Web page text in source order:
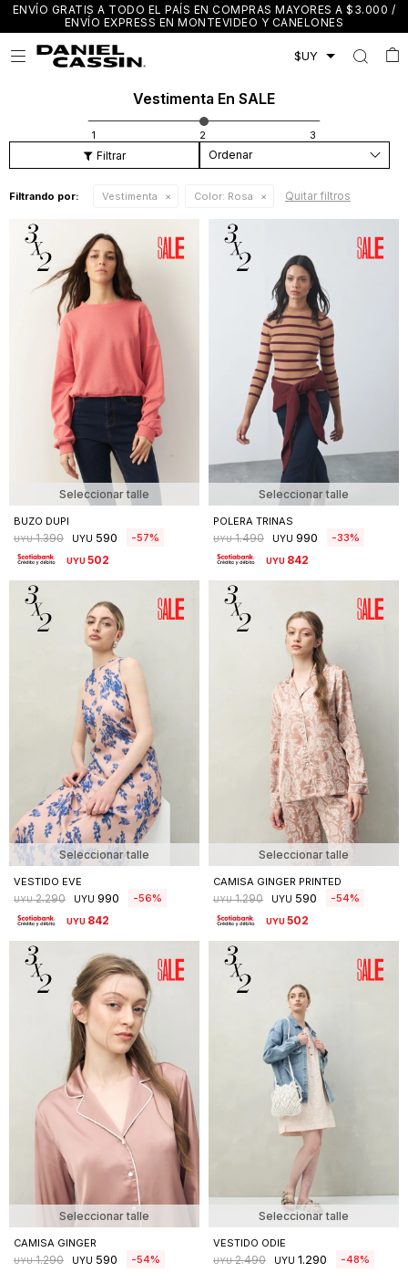
ENVÍO GRATIS A TODO EL PAÍS EN COMPRAS MAYORES A $3.000 /
ENVÍO EXPRESS EN MONTEVIDEO Y CANELONES

Vestimenta En SALE
Recomendados
Filtrando por: Vestimenta Color: Rosa Quitar filtros
Seleccionar talle
BUZO DUPI
UYU 1.390 UYU 590 57
UYU502
Seleccionar talle
POLERA TRINAS
UYU 1.490 UYU 990 33
UYU 842
Seleccionar talle
VESTIDO EVE
UYU 2.290 UYU 990 56
UYU 842
Seleccionar talle
CAMISA GINGER PRINTED
UYU 1.290 UYU 590 54
UYU502
Seleccionar talle
CAMISA GINGER
UYU 1.290 UYU 590 54
Seleccionar talle
VESTIDO ODIE
UYU 2.490 UYU 1.290 48